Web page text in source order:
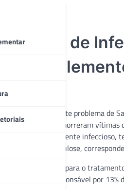
de
um importante problema de
de pessoas morreram
por um único agente infeccioso,
casos de tuberculose,
medicamentos para o
São Paulo é responsável por